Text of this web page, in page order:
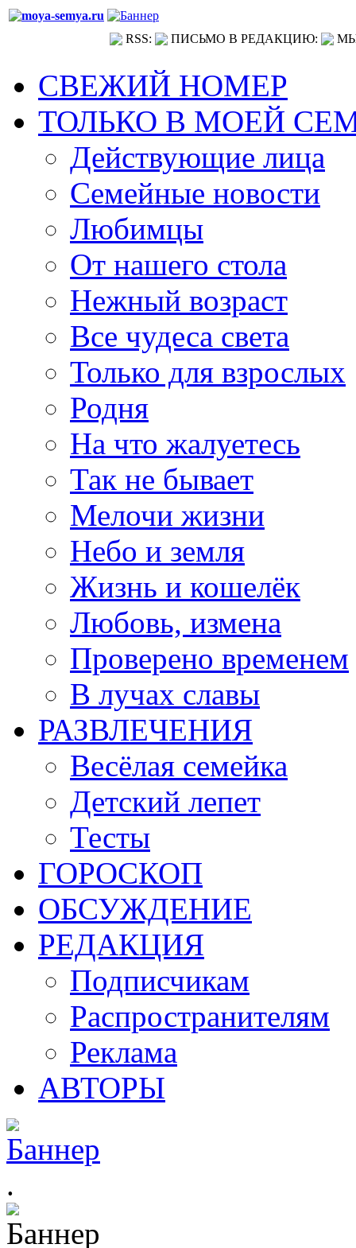
RSS: ПИСЬМО В РЕДАКЦИЮ:
СВЕЖИЙ НОМЕР
ТОЛЬКО В МОЕЙ
Действующие лица
Семейные новости
Любимцы
От нашего стола
Нежный возраст
Все чудеса света
Только для взрослых
Родня
На что жалуетесь
Так не бывает
Мелочи жизни
Небо и земля
Жизнь и кошелёк
Любовь, измена
Проверено временем
В лучах славы
РАЗВЛЕЧЕНИЯ
Весёлая семейка
Детский лепет
Тесты
ГОРОСКОП
ОБСУЖДЕНИЕ
РЕДАКЦИЯ
Подписчикам
Распространителям
Реклама
АВТОРЫ
.